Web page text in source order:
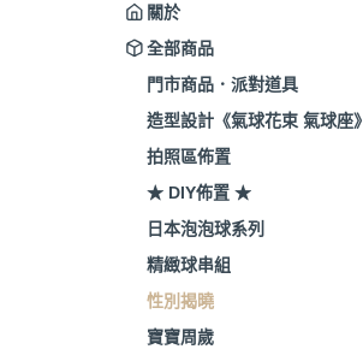
關於
全部商品
門市商品．派對道具
造型設計《氣球花束 氣球座》
拍照區佈置
★ DIY佈置 ★
日本泡泡球系列
精緻球串組
性別揭曉
寶寶周歲